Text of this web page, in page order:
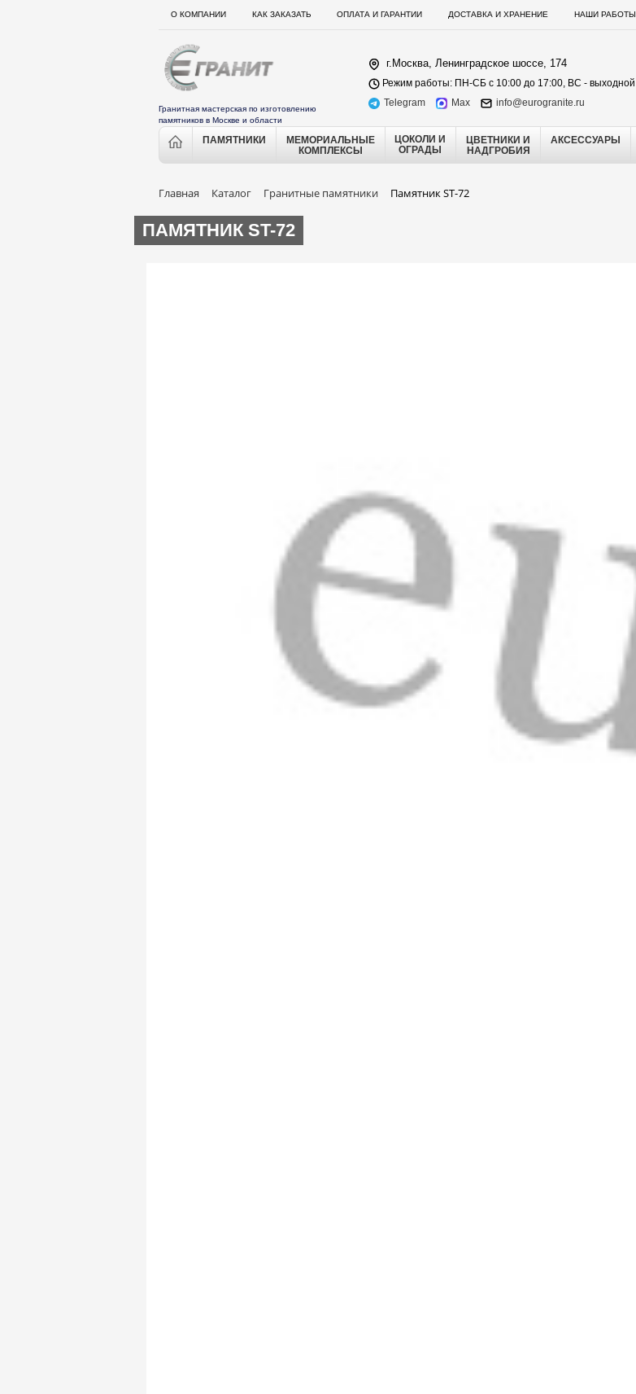
О КОМПАНИИ КАК ЗАКАЗАТЬ ОПЛАТА И ГАРАНТИИ ДОСТАВКА И ХРАНЕНИЕ НАШИ РАБОТЫ
Гранитная мастерская по изготовлению
памятников в Москве и области
г.Москва, Ленинградское шоссе, 174
Режим работы: ПН-СБ с 10:00 до 17:00, ВС - выходной
Telegram
Max info@eurogranite.ru
ПАМЯТНИКИ
МЕМОРИАЛЬНЫЕ
КОМПЛЕКСЫ
ЦОКОЛИ И
ОГРАДЫ
ЦВЕТНИКИ И
НАДГРОБИЯ
АКСЕССУАРЫ
Главная Каталог Гранитные памятники Памятник ST-72
ПАМЯТНИК ST-72